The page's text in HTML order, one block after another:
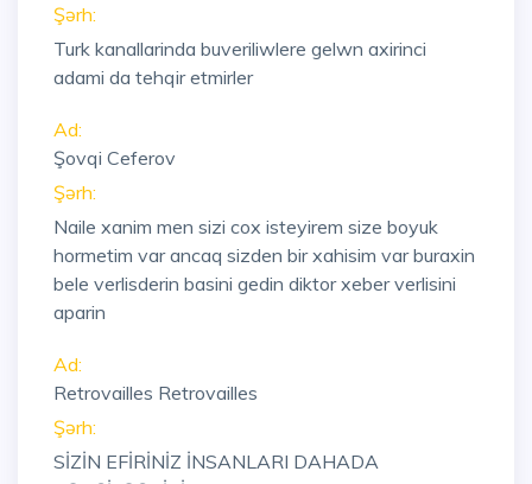
Şərh:
Turk kanallarinda buveriliwlere gelwn axirinci
adami da tehqir etmirler
Ad:
Şovqi Ceferov
Şərh:
Naile xanim men sizi cox isteyirem size boyuk
hormetim var ancaq sizden bir xahisim var buraxin
bele verlisderin basini gedin diktor xeber verlisini
aparin
Ad:
Retrovailles Retrovailles
Şərh:
SİZİN EFİRİNİZ İNSANLARI DAHADA